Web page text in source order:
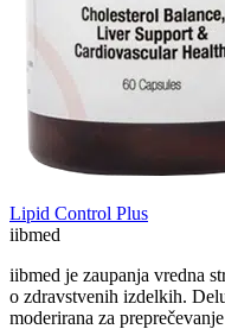
Lipid Control Plus
iibmed
iibmed je zaupanja vredna
o zdravstvenih izdelkih.
moderirana za